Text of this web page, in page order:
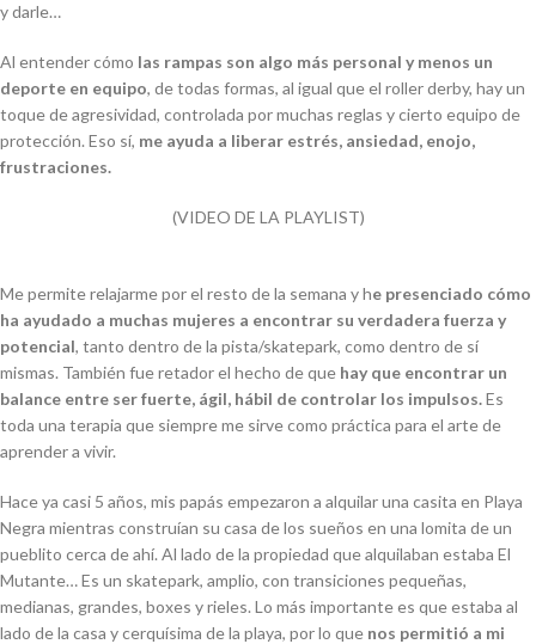
y darle…
Al entender cómo las rampas son algo más personal y menos un
deporte en equipo, de todas formas, al igual que el roller derby, hay un
toque de agresividad, controlada por muchas reglas y cierto equipo de
protección. Eso sí, me ayuda a liberar estrés, ansiedad, enojo,
frustraciones.
(VIDEO DE LA PLAYLIST)
Me permite relajarme por el resto de la semana y he presenciado cómo
ha ayudado a muchas mujeres a encontrar su verdadera fuerza y
potencial, tanto dentro de la pista/skatepark, como dentro de sí
mismas. También fue retador el hecho de que hay que encontrar un
balance entre ser fuerte, ágil, hábil de controlar los impulsos.Es
toda una terapia que siempre me sirve como práctica para el arte de
aprender a vivir.
Hace ya casi 5 años, mis papás empezaron a alquilar una casita en Playa
Negra mientras construían su casa de los sueños en una lomita de un
pueblito cerca de ahí. Al lado de la propiedad que alquilaban estaba El
Mutante… Es un skatepark, amplio, con transiciones pequeñas,
medianas, grandes, boxes y rieles. Lo más importante es que estaba al
lado de la casa y cerquísima de la playa, por lo que nos permitió a mi